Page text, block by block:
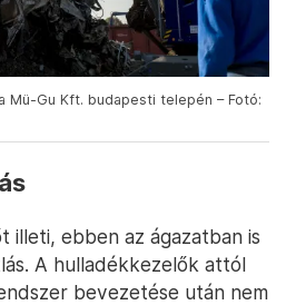
Mü-Gu Kft. budapesti telepén – Fotó:
illeti, ebben az ágazatban is
A hulladékkezelők attól
bevezetése után nem